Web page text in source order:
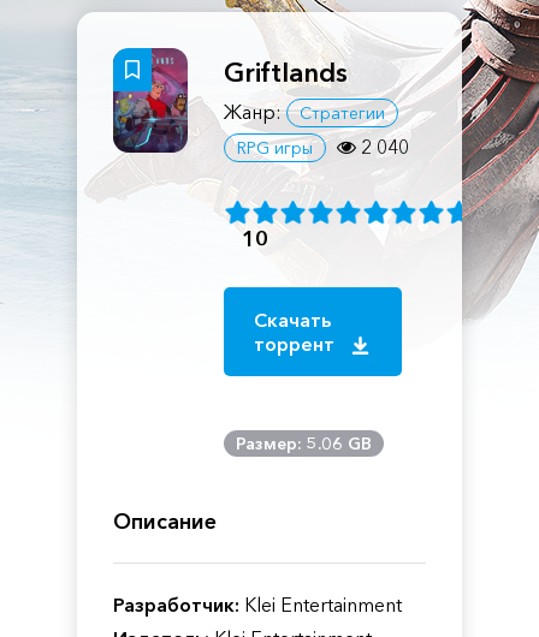
Griftlands
Жанр:
Стратегии
RPG игры
2 040
10
Скачать
торрент
Размер: 5.06 GB
Описание
Разработчик: Klei Entertainment